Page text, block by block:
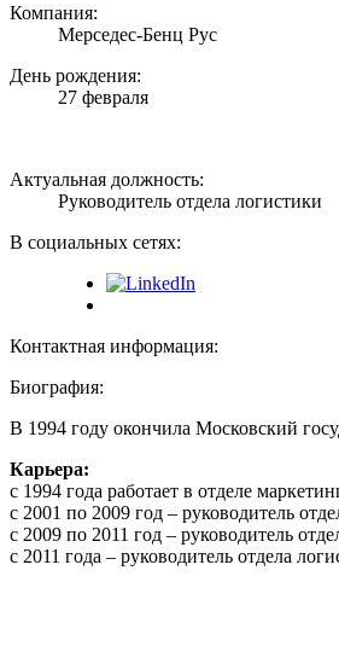
Компания:
Мерседес-Бенц Рус
День рождения:
27 февраля
Актуальная должность:
Руководитель отдела логистики
В социальных сетях:
Контактная информация:
Биография:
В 1994 году окончила Московский
Карьера:
с 1994 года работает в отделе
с 2001 по 2009 год – руководитель
с 2009 по 2011 год – руководитель
с 2011 года – руководитель отдела